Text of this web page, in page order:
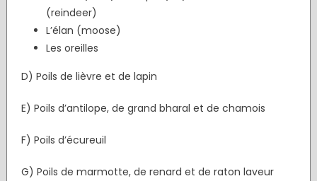
(reindeer)
L’élan (moose)
Les oreilles
D) Poils de lièvre et de lapin
E) Poils d’antilope, de grand bharal et de chamois
F) Poils d’écureuil
G) Poils de marmotte, de renard et de raton laveur